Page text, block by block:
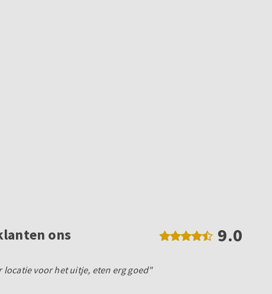
ons 9.0
locatie voor het uitje, eten erg goed"